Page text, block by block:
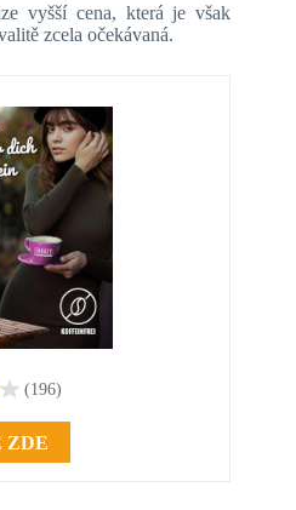
vyšší cena, která je však
zcela očekávaná.
(196)
ZDE